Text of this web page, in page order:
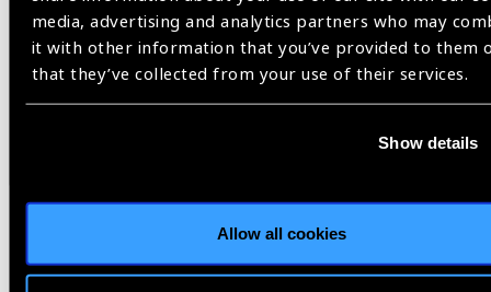
media, advertising and analytics partners who may
it with other information that you’ve provided to them
that they’ve collected from your use of their services.
Show details
Allow all cookies
adaptarnos buscando nuevas maneras de practicar la
vocación como médicos al cuidado de los pacientes
apoyándonos en la tecnología.
Belgium2019 [9th edn. :[Available from: Available at:
www.diabetesatlas.org.
Caetano R, Silva AB, Guedes A, Paiva CCN, Ribeiro GDR,